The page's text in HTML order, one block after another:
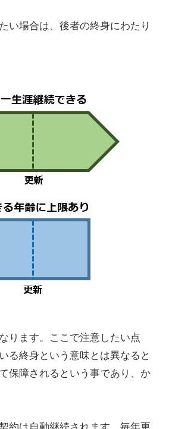
い場合は、後者の終身にわたり
ります。ここで注意したい点
る終身という意味とは異なると
保障されるという事であり、か